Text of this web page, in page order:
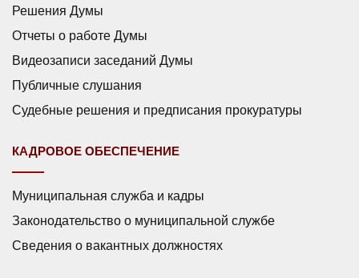
Решения Думы
Отчеты о работе Думы
Видеозаписи заседаний Думы
Публичные слушания
Судебные решения и предписания прокуратуры
КАДРОВОЕ ОБЕСПЕЧЕНИЕ
Муниципальная служба и кадры
Законодательство о муниципальной службе
Сведения о вакантных должностях